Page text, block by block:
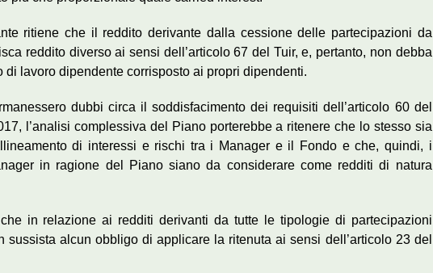
ritiene che il reddito derivante dalla cessione delle partecipazioni da
reddito diverso ai sensi dell’articolo 67 del Tuir, e, pertanto, non debba
di lavoro dipendente corrisposto ai propri dipendenti.
dubbi circa il soddisfacimento dei requisiti dell’articolo 60 del
l’analisi complessiva del Piano porterebbe a ritenere che lo stesso sia
di interessi e rischi tra i Manager e il Fondo e che, quindi, i
in ragione del Piano siano da considerare come redditi di natura
che in relazione ai redditi derivanti da tutte le tipologie di partecipazioni
sussista alcun obbligo di applicare la ritenuta ai sensi dell’articolo 23 del